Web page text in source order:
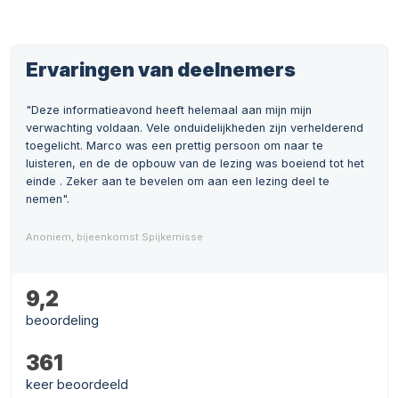
Ervaringen van deelnemers
"Deze informatieavond heeft helemaal aan mijn mijn
verwachting voldaan. Vele onduidelijkheden zijn verhelderend
toegelicht. Marco was een prettig persoon om naar te
luisteren, en de de opbouw van de lezing was boeiend tot het
einde . Zeker aan te bevelen om aan een lezing deel te
nemen".
Anoniem, bijeenkomst Spijkernisse
9,2
beoordeling
361
keer beoordeeld